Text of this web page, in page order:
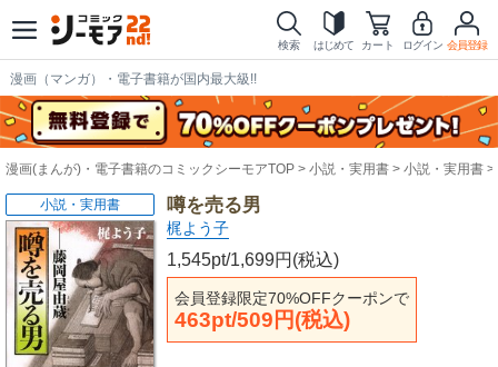
検索 はじめて カート ログイン 会員登録
漫画（マンガ）・電子書籍が国内最大級!!
漫画(まんが)・電子書籍のコミックシーモアTOP 小説・実用書 小説・実用書
噂を売る男
梶よう子
1,545pt/1,699円(税込)
会員登録限定70%OFFクーポンで
463pt/509円(税込)
小説・実用書